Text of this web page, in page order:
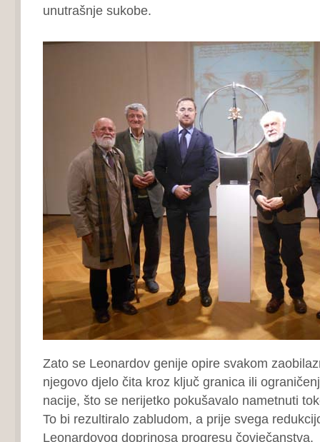
unutrašnje sukobe.
Zato se Leonardov genije opire svakom
njegovo djelo čita kroz ključ granica ili
nacije, što se nerijetko pokušavalo nametnuti
To bi rezultiralo zabludom, a prije svega
Leonardovog doprinosa progresu čovječanstva.